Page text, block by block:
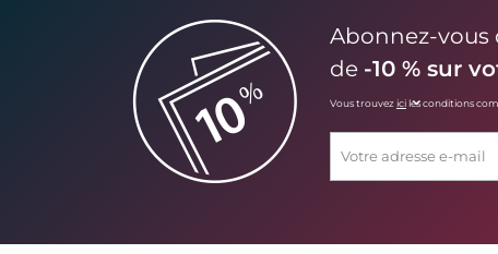
Abonnez-
de -10 % sur
Vous trouvez ici les conditions